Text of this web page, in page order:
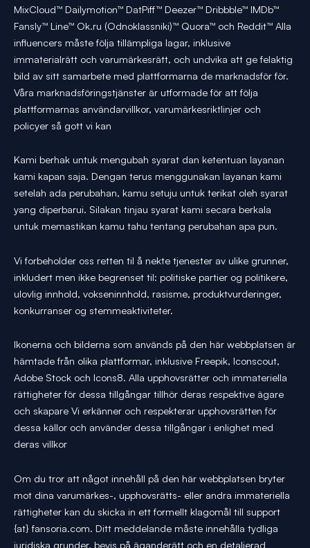
MixCloud™ Dailymotion™ DatPiff™ Deezer™ Dribbble™ IMDb™
Fansly™ Line™ Ok.ru (Odnoklassniki)™ Quora™ och Reddit™ Alla
influencers måste följa tillämpliga lagar, inklusive
immaterialrätt och varumärkesrätt, och undvika att ge felaktig
bild av sitt samarbete med plattformarna de marknadsför för.
Våra marknadsföringstjänster är utformade för att följa
plattformarnas användarvillkor, varumärkesriktlinjer och
policyer så gott vi kan
Kami berhak untuk mengubah syarat dan ketentuan layanan
kami kapan saja. Dengan terus menggunakan layanan kami
setelah ada perubahan, kamu setuju untuk terikat oleh syarat
yang diperbarui. Silakan tinjau syarat kami secara berkala
untuk memastikan kamu tahu tentang perubahan apa pun.
Vi forbeholder oss retten til å nekte tjenester av ulike grunner,
inkludert men ikke begrenset til: politiske partier og politikere,
ulovlig innhold, vokseninnhold, rasisme, produktvurderinger,
konkurranser og stemmeaktiviteter.
Ikonerna och bilderna som används på den här webbplatsen är
hämtade från olika plattformar, inklusive Freepik, Iconscout,
Adobe Stock och Icons8. Alla upphovsrätter och immateriella
rättigheter för dessa tillgångar tillhör deras respektive ägare
och skapare Vi erkänner och respekterar upphovsrätten för
dessa källor och använder dessa tillgångar i enlighet med
deras villkor
Om du tror att något innehåll på den här webbplatsen bryter
mot dina varumärkes-, upphovsrätts- eller andra immateriella
rättigheter kan du skicka in ett formellt klagomål till support
{at} fansoria.com. Ditt meddelande måste innehålla tydliga
juridiska grunder, bevis på äganderätt och en detaljerad